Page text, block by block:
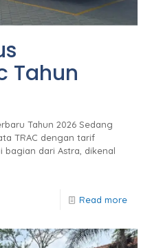
Tahun
Tahun 2026 Sedang
TRAC dengan tarif
bagian dari Astra, dikenal
Read more